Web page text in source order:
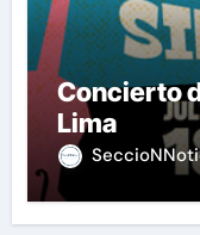
Concierto
Lima